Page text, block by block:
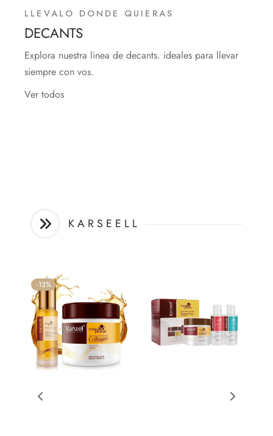
LLEVALO DONDE QUIERAS
DECANTS
Explora nuestra linea de decants. ideales para llevar
siempre con vos.
Ver todos
K A R S E E L L
-13%